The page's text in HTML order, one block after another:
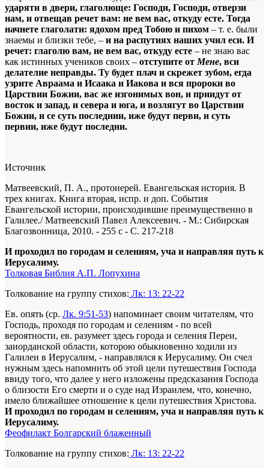
ударяти в двери, глаголюще: Господи, Господи, отверзи
нам, и отвещав речет вам: не вем вас, откуду есте. Тогда
начнете глаголати: ядохом пред Тобою и пихом – т. е. были
знаемы и близки тебе, – и на распутиях наших учил еси. И
речет: глаголю вам, не вем вас, откуду есте – не знаю вас
как истинных учеников своих – отступите от Мене, вси
делателие неправды. Ту будет плач и скрежет зубом, егда
узрите Авраама и Исаака и Иакова и вся пророки во
Царствии Божии, вас же изгонимых вон, и приидут от
восток и запад, и севера и юга, и возлягут во Царствии
Божии, и се суть последнии, иже будут перви, и суть
первии, иже будут последни.
Источник
Матвеевский, П. А., протоиерей. Евангельская история. В
трех книгах. Книга вторая, испр. и доп. События
Евангельской истории, происходившие преимущественно в
Галилее./ Матвеевский Павел Алексеевич. - М.: Сибирская
Благозвонница, 2010. - 255 с - С. 217-218
И проходил по городам и селениям, уча и направляя путь к
Иерусалиму.
Толковая Библия А.П. Лопухина
Толкование на группу стихов: Лк: 13: 22-22
Ев. опять (ср. Лк. 9:51-53) напоминает своим читателям, что
Господь, проходя по городам и селениям - по всей
вероятности, ев. разумеет здесь города и селения Переи,
заиорданской области, которою обыкновенно ходили из
Галилеи в Иерусалим, - направлялся к Иерусалиму. Он счел
нужным здесь напомнить об этой цели путешествия Господа
ввиду того, что далее у него изложены предсказания Господа
о близости Его смерти и о суде над Израилем, что, конечно,
имело ближайшее отношение к цели путешествия Христова.
И проходил по городам и селениям, уча и направляя путь к
Иерусалиму.
Феофилакт Болгарский блаженный
Толкование на группу стихов: Лк: 13: 22-22